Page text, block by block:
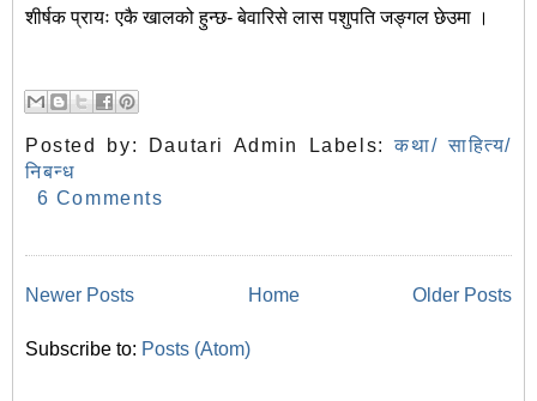
शीर्षक प्रायः एकै खालको हुन्छ- बेवारिसे लास पशुपति जङ्गल छेउमा ।
Posted by: Dautari Admin Labels:कथा/ साहित्य/
निबन्ध
6 Comments
Newer Posts Older Posts
Home
Subscribe to: Posts (Atom)